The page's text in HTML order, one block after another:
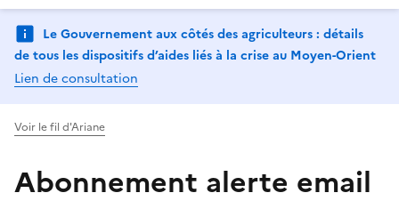
Le Gouvernement aux côtés des agriculteurs : détails
de tous les dispositifs d’aides liés à la crise au Moyen-Orient
Lien de consultation
Voir le fil d'Ariane
Abonnement alerte email